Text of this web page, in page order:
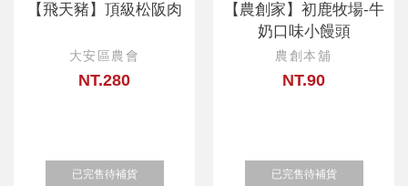
【飛天豬】頂級松阪肉
大安區農會
NT.280
已完售待補貨
【農創家】初鹿牧場-牛
奶口味小饅頭
農創本舖
NT.90
已完售待補貨